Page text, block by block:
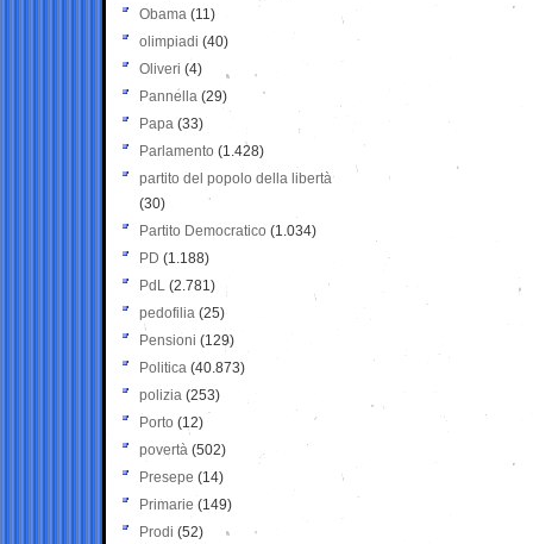
Obama (11)
olimpiadi (40)
Oliveri (4)
Pannella (29)
Papa (33)
Parlamento (1.428)
partito del popolo della libertà
(30)
Partito Democratico (1.034)
PD (1.188)
PdL (2.781)
pedofilia (25)
Pensioni (129)
Politica (40.873)
polizia (253)
Porto (12)
povertà (502)
Presepe (14)
Primarie (149)
Prodi (52)